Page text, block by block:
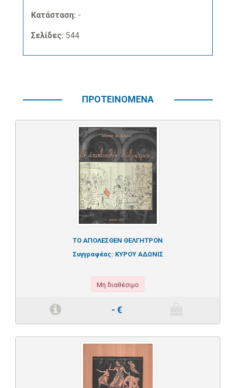
Κατάσταση: -
Σελίδες: 544
ΠΡΟΤΕΙΝΟΜΕΝΑ
ΤΟ ΑΠΟΛΕΣΘΕΝ ΘΕΛΓΗΤΡΟΝ
Συγγραφέας: ΚΥΡΟΥ ΑΔΩΝΙΣ
Μη διαθέσιμο
- €